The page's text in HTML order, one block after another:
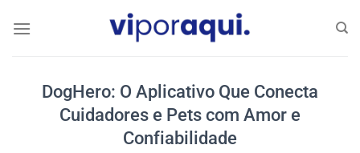
DogHero: O Aplicativo Que Conecta
Cuidadores e Pets com Amor e
Confiabilidade